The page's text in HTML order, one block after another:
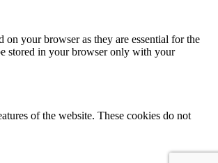
on your browser as they are essential for the
stored in your browser only with your
of the website. These cookies do not